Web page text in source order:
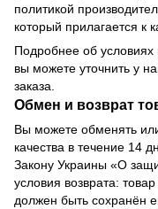
политикой
который прилагается к
Подробнее об условиях
вы можете уточнить у
заказа.
Обмен и возврат
Вы можете обменять
качества в течение 14
Закону Украины «О
условия возврата:
должен быть сохранён